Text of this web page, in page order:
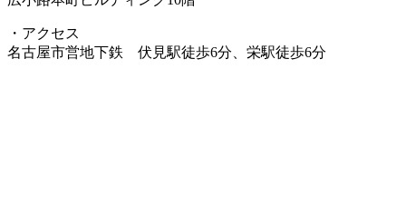
・アクセス
名古屋市営地下鉄 伏見駅徒歩6分、栄駅徒歩6分